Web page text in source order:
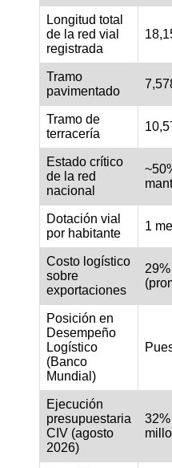
Longitud total
de la red vial
registrada
Tramo
pavimentado
Tramo de
terracería
Estado crítico
de la red
nacional
Dotación vial
por habitante
1
Costo logístico
sobre
exportaciones
Posición en
Desempeño
Logístico
(Banco
Mundial)
Ejecución
presupuestaria
CIV (agosto
2026)